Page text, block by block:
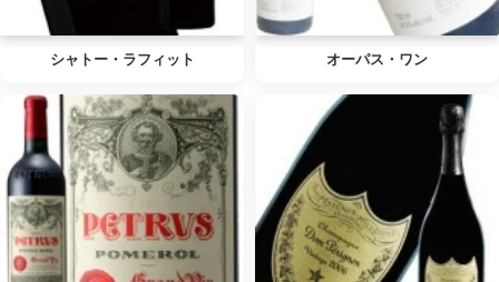
シャトー・ラフィット オーパス・ワン